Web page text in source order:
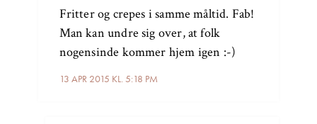
13 APR 2015 KL. 5:18 PM
Fritter og crepes i samme måltid. Fab!
Man kan undre sig over, at folk
nogensinde kommer hjem igen :-)